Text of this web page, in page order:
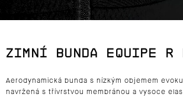
ZIMNÍ BUNDA EQUIPE R
Aerodynamická bunda s nízkým objemem
navržená s třívrstvou membránou a vysoce
N
J
Í